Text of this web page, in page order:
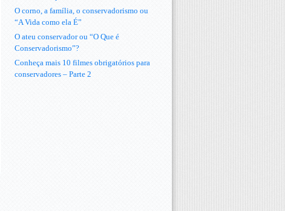
O corno, a família, o conservadorismo ou
“A Vida como ela É”
O ateu conservador ou “O Que é
Conservadorismo”?
Conheça mais 10 filmes obrigatórios para
conservadores – Parte 2